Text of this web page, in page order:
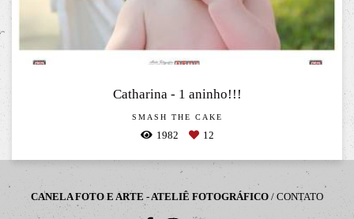
Catharina - 1 aninho!!!
SMASH THE CAKE
1982 12
CANELA FOTO E ARTE - ATELIÊ FOTOGRÁFICO / CONTATO